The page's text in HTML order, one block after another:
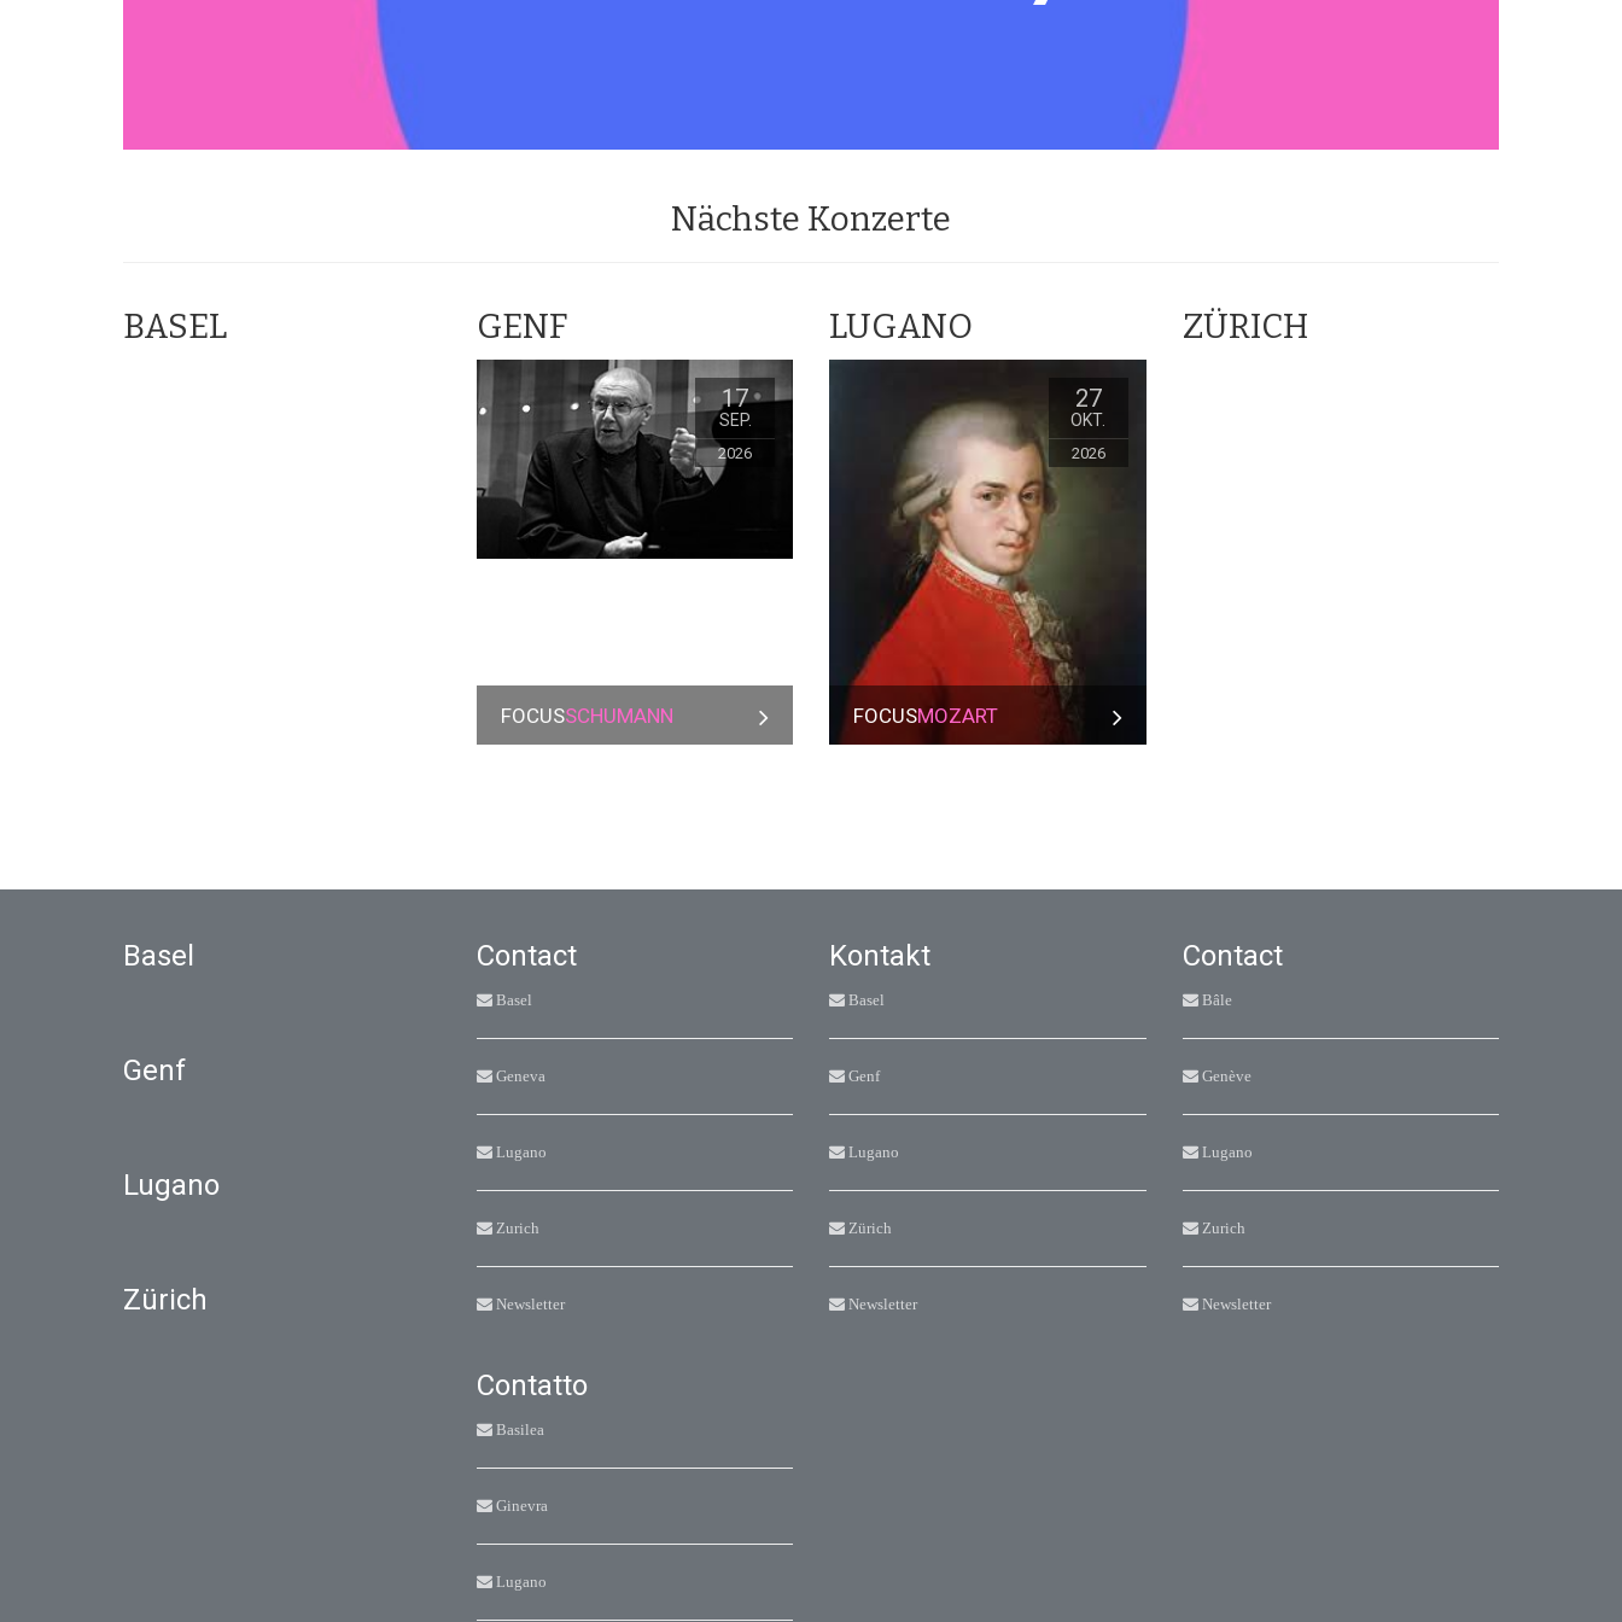
Nächste Konzerte
BASEL GENF
2026
17
SEP.
FOCUSSCHUMANN
LUGANO
2026
27
OKT.
FOCUSMOZART
ZÜRICH
Basel
Genf
Lugano
Zürich
Contact
Basel
Geneva
Lugano
Zurich
Newsletter
Kontakt
Basel
Genf
Lugano
Zürich
Newsletter
Contact
Bâle
Genève
Lugano
Zurich
Newsletter
Contatto
Basilea
Ginevra
Lugano